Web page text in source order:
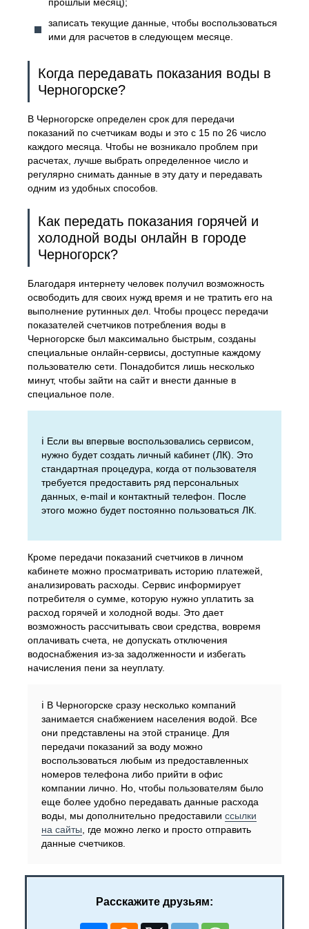
записать текущие данные, чтобы воспользоваться
ими для расчетов в следующем месяце.
Когда передавать показания воды в
Черногорске?
В Черногорске определен срок для передачи
показаний по счетчикам воды и это с 15 по 26 число
каждого месяца. Чтобы не возникало проблем при
расчетах, лучше выбрать определенное число и
регулярно снимать данные в эту дату и передавать
одним из удобных способов.
Как передать показания горячей и
холодной воды онлайн в городе
Черногорск?
Благодаря интернету человек получил возможность
освободить для своих нужд время и не тратить его на
выполнение рутинных дел. Чтобы процесс передачи
показателей счетчиков потребления воды в
Черногорске был максимально быстрым, созданы
специальные онлайн-сервисы, доступные каждому
пользователю сети. Понадобится лишь несколько
минут, чтобы зайти на сайт и внести данные в
специальное поле.
ℹ️ Если вы впервые воспользовались сервисом,
нужно будет создать личный кабинет (ЛК). Это
стандартная процедура, когда от пользователя
требуется предоставить ряд персональных
данных, e-mail и контактный телефон. После
этого можно будет постоянно пользоваться ЛК.
Кроме передачи показаний счетчиков в личном
кабинете можно просматривать историю платежей,
анализировать расходы. Сервис информирует
потребителя о сумме, которую нужно уплатить за
расход горячей и холодной воды. Это дает
возможность рассчитывать свои средства, вовремя
оплачивать счета, не допускать отключения
водоснабжения из-за задолженности и избегать
начисления пени за неуплату.
ℹ️ В Черногорске сразу несколько компаний
занимается снабжением населения водой. Все
они представлены на этой странице. Для
передачи показаний за воду можно
воспользоваться любым из предоставленных
номеров телефона либо прийти в офис
компании лично. Но, чтобы пользователям было
еще более удобно передавать данные расхода
воды, мы дополнительно предоставили ссылки
на сайты , где можно легко и просто отправить
данные счетчиков.
Расскажите друзьям: